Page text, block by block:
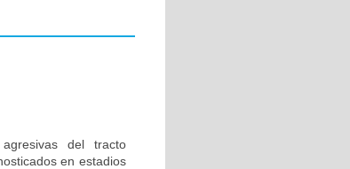
del tracto
en estadios